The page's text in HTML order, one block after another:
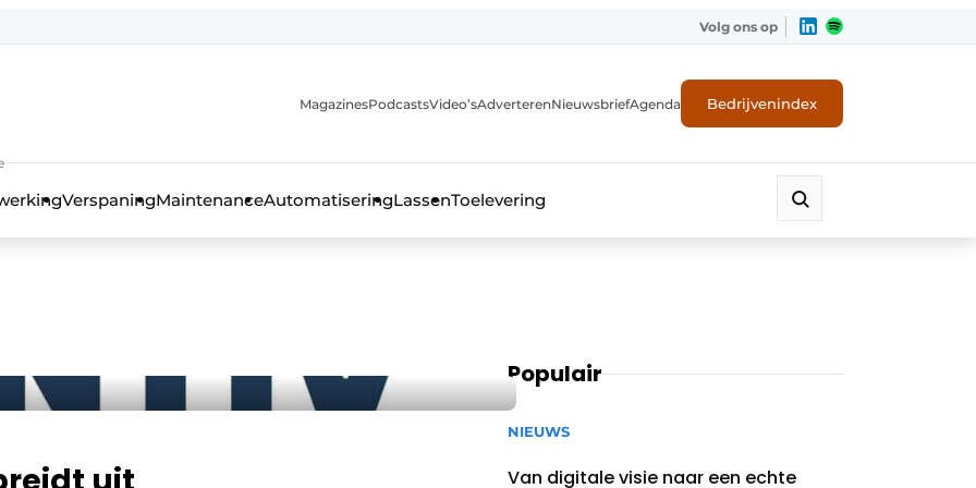
Volg ons op
MagazinesPodcastsVideo’sAdverterenNieuwsbriefAgenda Bedrijvenindex
VerspaningMaintenanceAutomatiseringLassenToelevering
Populair
NIEUWS
Van digitale visie naar een echte